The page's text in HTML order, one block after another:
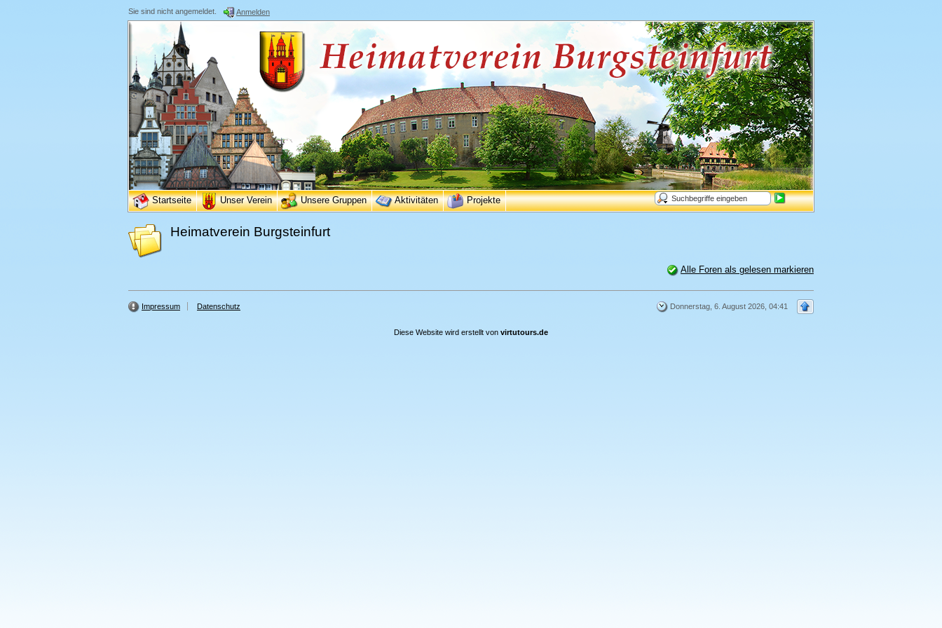
Sie sind nicht angemeldet. Anmelden
Startseite Unser Verein Unsere Gruppen Aktivitäten Projekte
Heimatverein Burgsteinfurt
Alle Foren als gelesen markieren
Impressum Datenschutz Donnerstag, 6. August 2026, 04:41
Diese Website wird erstellt von virtutours.de